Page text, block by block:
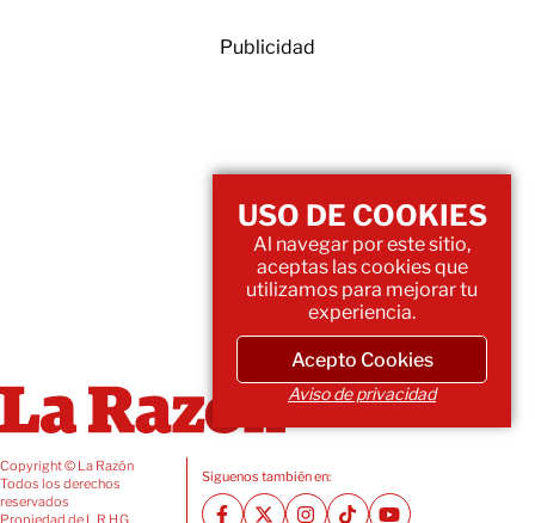
Publicidad
Copyright © La Razón
Todos los derechos
reservados
Propiedad de L.R.H.G.
Siguenos también en:
USO DE COOKIES
Al navegar por este sitio,
aceptas las cookies que
utilizamos para mejorar tu
experiencia.
Acepto Cookies
Aviso de privacidad